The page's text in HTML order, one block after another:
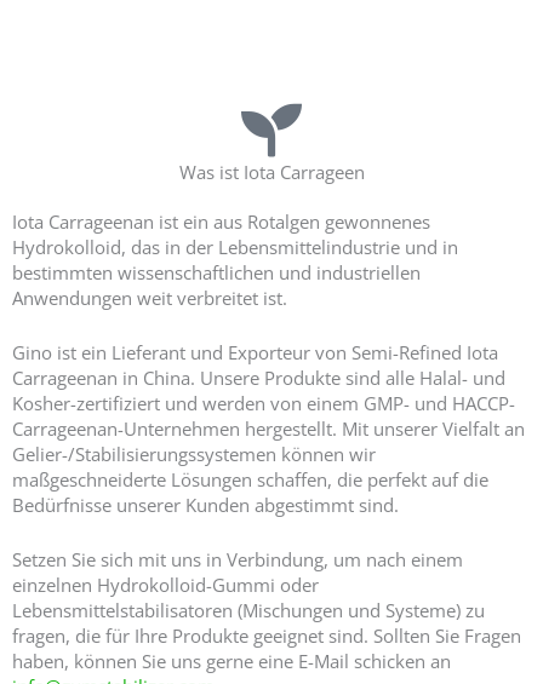
Was ist Iota Carrageen
Iota Carrageenan ist ein aus Rotalgen gewonnenes
Hydrokolloid, das in der Lebensmittelindustrie und in
bestimmten wissenschaftlichen und industriellen
Anwendungen weit verbreitet ist.
Gino ist ein Lieferant und Exporteur von Semi-Refined Iota
Carrageenan in China. Unsere Produkte sind alle Halal- und
Kosher-zertifiziert und werden von einem GMP- und HACCP-
Carrageenan-Unternehmen hergestellt. Mit unserer Vielfalt an
Gelier-/Stabilisierungssystemen können wir
maßgeschneiderte Lösungen schaffen, die perfekt auf die
Bedürfnisse unserer Kunden abgestimmt sind.
Setzen Sie sich mit uns in Verbindung, um nach einem
einzelnen Hydrokolloid-Gummi oder
Lebensmittelstabilisatoren (Mischungen und Systeme) zu
fragen, die für Ihre Produkte geeignet sind. Sollten Sie Fragen
haben, können Sie uns gerne eine E-Mail schicken an